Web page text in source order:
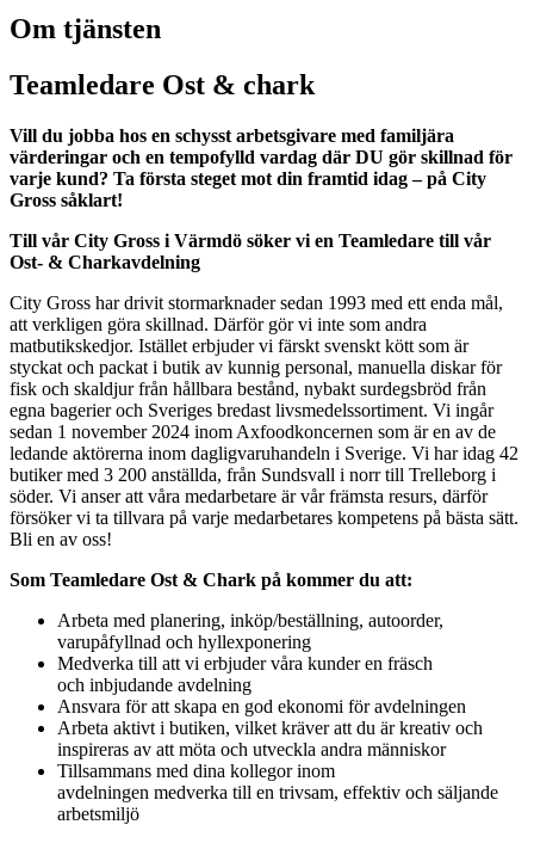
Om tjänsten
Teamledare Ost & chark
Vill du jobba hos en schysst arbetsgivare med familjära
värderingar och en tempofylld vardag där DU gör skillnad för
varje kund? Ta första steget mot din framtid idag – på City
Gross såklart!
Till vår City Gross i Värmdö söker vi en Teamledare till vår
Ost- & Charkavdelning
City Gross har drivit stormarknader sedan 1993 med ett enda mål,
att verkligen göra skillnad. Därför gör vi inte som andra
matbutikskedjor. Istället erbjuder vi färskt svenskt kött som är
styckat och packat i butik av kunnig personal, manuella diskar för
fisk och skaldjur från hållbara bestånd, nybakt surdegsbröd från
egna bagerier och Sveriges bredast livsmedelssortiment. Vi ingår
sedan 1 november 2024 inom Axfoodkoncernen som är en av de
ledande aktörerna inom dagligvaruhandeln i Sverige. Vi har idag 42
butiker med 3 200 anställda, från Sundsvall i norr till Trelleborg i
söder. Vi anser att våra medarbetare är vår främsta resurs, därför
försöker vi ta tillvara på varje medarbetares kompetens på bästa sätt.
Bli en av oss!
Som Teamledare Ost & Chark på kommer du att:
Arbeta med planering, inköp/beställning, autoorder,
varupåfyllnad och hyllexponering
Medverka till att vi erbjuder våra kunder en fräsch
och inbjudande avdelning
Ansvara för att skapa en god ekonomi för avdelningen
Arbeta aktivt i butiken, vilket kräver att du är kreativ och
inspireras av att möta och utveckla andra människor
Tillsammans med dina kollegor inom
avdelningen medverka till en trivsam, effektiv och säljande
arbetsmiljö